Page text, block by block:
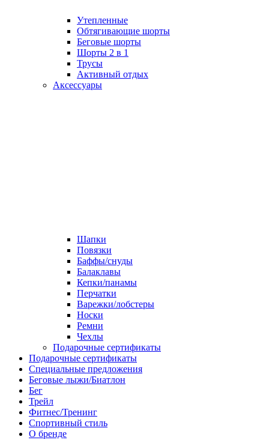
Утепленные
Обтягивающие шорты
Беговые шорты
Шорты 2 в 1
Трусы
Активный отдых
Аксессуары
Шапки
Повязки
Баффы/снуды
Балаклавы
Кепки/панамы
Перчатки
Варежки/лобстеры
Носки
Ремни
Чехлы
Подарочные сертификаты
Подарочные сертификаты
Специальные предложения
Беговые лыжи/Биатлон
Бег
Трейл
Фитнес/Тренинг
Спортивный стиль
О бренде